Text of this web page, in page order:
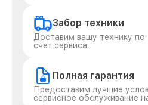
Забор техники
Доставим вашу технику по
счет сервиса.
Полная гарантия
Предоставим лучшие
сервисное обслуживание